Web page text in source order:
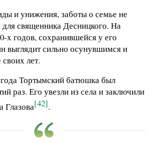
и унижения, заботы о семье не
священника Десницкого. На
х годов, сохранившейся у его
выглядит сильно осунувшимся и
лет.
года Тортымский батюшка был
раз. Его увезли из села и заключили
Глазова[42].